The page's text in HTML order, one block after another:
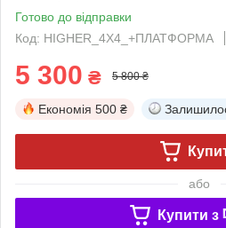
Готово до відправки
Код: HIGHER_4Х4_+ПЛАТФОРМА
5 300 ₴ 5 800 ₴
Економія 500 ₴
або
Купити з